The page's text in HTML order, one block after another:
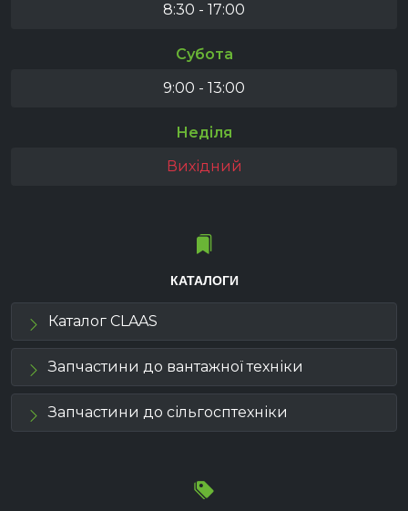
8:30 - 17:00
Субота
9:00 - 13:00
Неділя
Вихідний
КАТАЛОГИ
Каталог CLAAS
Запчастини до вантажної техніки
Запчастини до сільгосптехніки